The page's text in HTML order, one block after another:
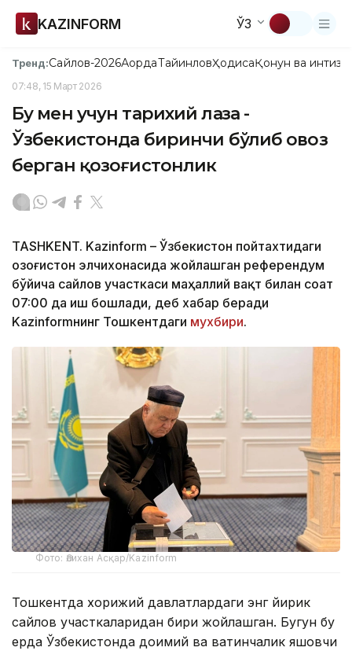
KAZINFORM ЎЗ
Тренд:Сайлов-2026АқордаТайинловҲодисаҚонун ва
07:48, 15 Март 2026
Бу мен учун тарихий лаҳза -
Ўзбекистонда биринчи бўлиб овоз
берган қозоғистонлик
TASHKENT. Kazinform – Ўзбекистон пойтахтидаги
Қозоғистон элчихонасида жойлашган референдум
бўйича сайлов участкаси маҳаллий вақт билан соат
07:00 да иш бошлади, деб хабар беради
Kazinformнинг Тошкентдаги мухбири.
Фото: Әлихан Асқар/Kazinform
Тошкентда хорижий давлатлардаги энг йирик
сайлов участкаларидан бири жойлашган. Бугун бу
ерда Ўзбекистонда доимий ва вақтинчалик яшовчи